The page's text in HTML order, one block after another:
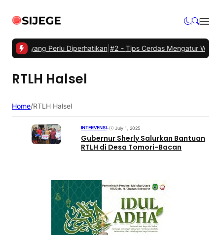
yang Perlu Diperhatikan|#2 - Tips Cerdas Mengatur Waktu
RTLH Halsel
Home/RTLH Halsel
INTERVENSI• July 1, 2025
Gubernur Sherly Salurkan Bantuan
RTLH di Desa Tomori-Bacan